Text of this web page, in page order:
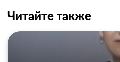
Читайте также